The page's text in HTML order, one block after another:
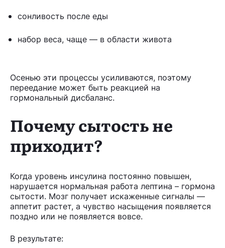
сонливость после еды
набор веса, чаще — в области живота
Осенью эти процессы усиливаются, поэтому
переедание может быть реакцией на
гормональный дисбаланс.
Почему сытость не
приходит?
Когда уровень инсулина постоянно повышен,
нарушается нормальная работа лептина – гормона
сытости. Мозг получает искаженные сигналы —
аппетит растет, а чувство насыщения появляется
поздно или не появляется вовсе.
В результате: